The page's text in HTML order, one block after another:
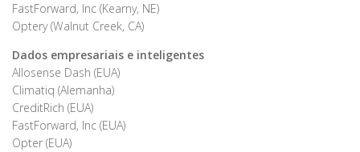
FastForward, Inc (Kearny, NE)
Optery (Walnut Creek, CA)
Dados empresariais e inteligentes
Allosense Dash (EUA)
Climatiq (Alemanha)
CreditRich (EUA)
FastForward, Inc (EUA)
Opter (EUA)